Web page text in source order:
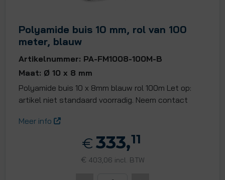
Polyamide buis 10 mm, rol van 100
meter, blauw
Artikelnummer: PA-FM1008-100M-B
Maat: Ø 10 x 8 mm
Polyamide buis 10 x 8mm blauw rol 100m Let op:
artikel niet standaard voorradig. Neem contact
Meer info
€ 333,11
€ 403,06 incl. BTW